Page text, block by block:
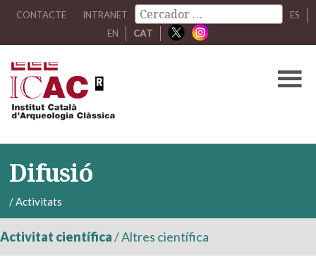
CONTACTE INTRANET
ES
EN
CAT
Difusió
/Activitats
Activitat científica/Altres científica